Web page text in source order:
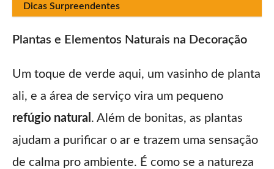
Dicas Surpreendentes
Plantas e Elementos Naturais na Decoração
Um toque de verde aqui, um vasinho de planta
ali, e a área de serviço vira um pequeno
refúgio natural . Além de bonitas, as plantas
ajudam a purificar o ar e trazem uma sensação
de calma pro ambiente. É como se a natureza